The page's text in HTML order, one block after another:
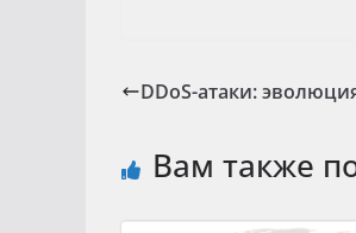
DDoS-атаки:
Вам также